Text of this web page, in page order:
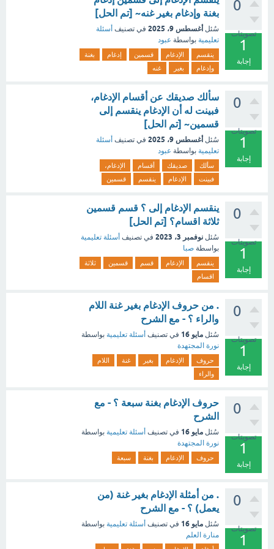
0
تصويتات
1
إجابة
بغنة وإدغام بغير غنه~ [تم الحل]
سُئل أغسطس 9، 2025 في تصنيف أسئلة
تعليمية بواسطة عبود
ينقسم الإدغام قسمين إدغام
بغنة
وإدغام
بغير غنه
0
تصويتات
1
إجابة
سألك صديقك عن أقسام الإدغام،
فبينت له أن الإدغام ينقسم إلى
قسمين~ [تم الحل]
سُئل أغسطس 9، 2025 في تصنيف أسئلة
تعليمية بواسطة عبود
سألك صديقك أقسام
الإدغام،
فبينت
الإدغام ينقسم قسمين
0
تصويتات
1
إجابة
ينقسم الإدغام إلى ؟ قسم قسمين
ثلاثة اقسام؟ [تم الحل]
سُئل نوفمبر 3، 2023 في تصنيف أسئلة تعليمية
بواسطة صبا
ينقسم الإدغام قسم قسمين
ثلاثة
اقسام
0
تصويتات
1
إجابة
. من حروف الإدغام بغير غنة اللام
والراء ؟ - مع الشرح
سُئل مايو 16 في تصنيف أسئلة تعليمية بواسطة
نورة المجتهدة
حروف الإدغام بغير غنة
اللام
والراء
0
تصويتات
1
إجابة
حروف الإدغام بغنة سبعة ؟ - مع
الشرح
سُئل مايو 16 في تصنيف أسئلة تعليمية بواسطة
نورة المجتهدة
حروف الإدغام بغنة سبعة
0
تصويتات
1
. من أمثلة الإدغام بغير غنة (من
يعمل) ؟ - مع الشرح
سُئل مايو 16 في تصنيف أسئلة تعليمية بواسطة
منارة العلم